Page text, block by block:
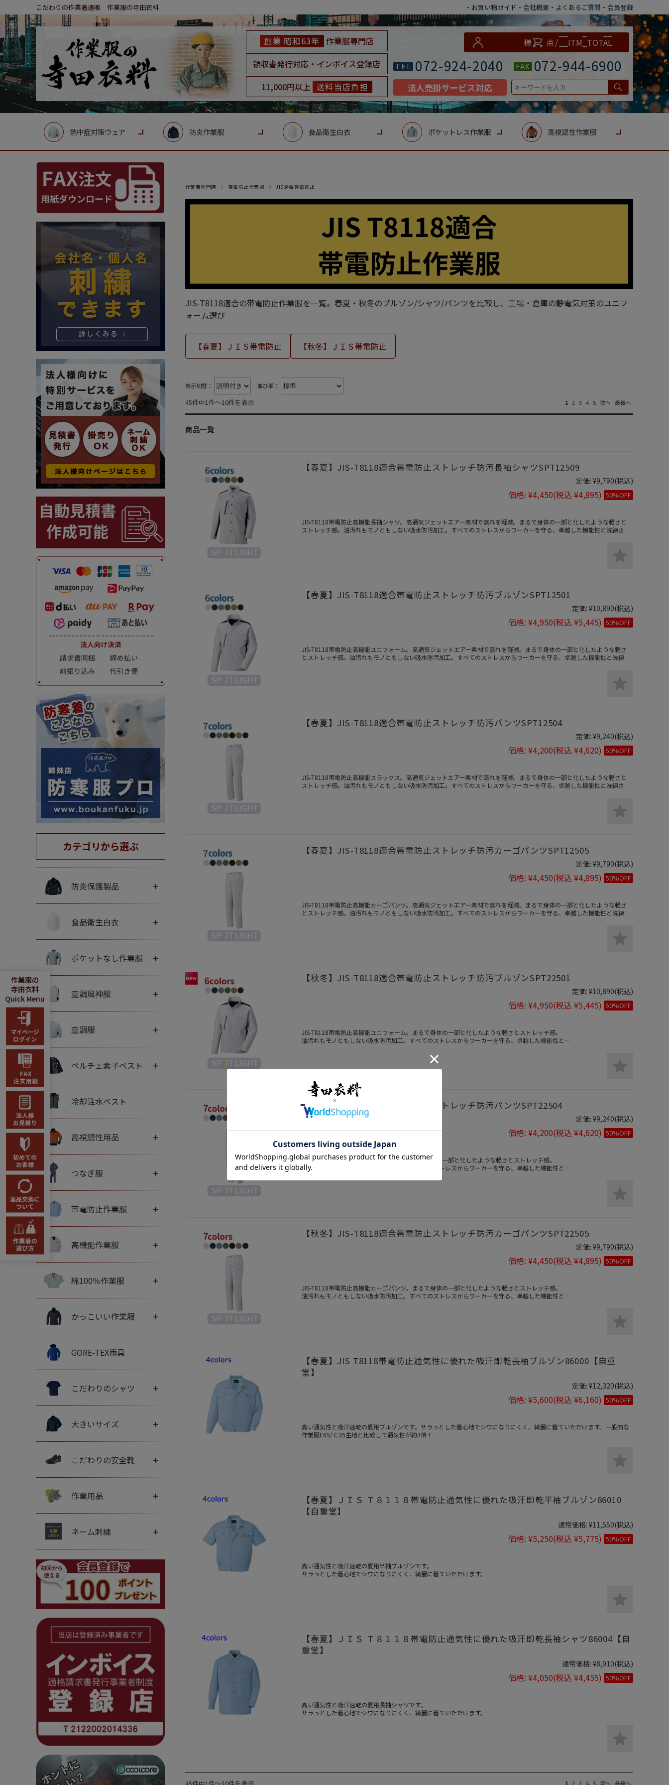
こだわりの作業着通販 作業服の寺田衣料 ・お買い物ガイド ・会社概要 ・よくあるご質問 ・会員登録
創業 昭和63年 作業服専門店
領収書発行対応・インボイス登録店
11,000円以上 送料当店負担
様
__ITM_CNT__
点/ __ITM_TOTAL
__円
TEL 072-924-2040 FAX 072-944-6900
法人売掛サービス対応
熱中症対策ウェア 防炎作業服 食品衛生白衣 ポケットレス作業服 高視認性作業服
作業着専門店 帯電防止作業服 JIS適合帯電防止
JIS-T8118適合の帯電防止作業服を一覧。春夏・秋冬のブルゾン/シャツ/パンツを比較し、工場・倉庫の静電気対策のユニフ
ォーム選び
【春夏】ＪＩＳ帯電防止 【秋冬】ＪＩＳ帯電防止
表示切替： 並び順：
45件中1件～10件を表示 1 2 3 4 5 次へ 最後へ
商品一覧
【春夏】JIS-T8118適合帯電防止ストレッチ防汚長袖シャツSPT12509
定価: ¥9,790(税込)
価格: ¥4,450(税込 ¥4,895) 50%OFF
JIS-T8118帯電防止高機能長袖シャツ。高通気ジェットエアー素材で蒸れを軽減。まるで身体の一部と化したような軽さと
ストレッチ感。油汚れもモノともしない吸水防汚加工。すべてのストレスからワーカーを守る、卓越した機能性と洗練され
【春夏】JIS-T8118適合帯電防止ストレッチ防汚ブルゾンSPT12501
定価: ¥10,890(税込)
価格: ¥4,950(税込 ¥5,445) 50%OFF
JIS-T8118帯電防止高機能ユニフォーム。高通気ジェットエアー素材で蒸れを軽減。まるで身体の一部と化したような軽さ
とストレッチ感。油汚れもモノともしない吸水防汚加工。すべてのストレスからワーカーを守る、卓越した機能性と洗練さ
【春夏】JIS-T8118適合帯電防止ストレッチ防汚パンツSPT12504
定価: ¥9,240(税込)
価格: ¥4,200(税込 ¥4,620) 50%OFF
JIS-T8118帯電防止高機能スラックス。高通気ジェットエアー素材で蒸れを軽減。まるで身体の一部と化したような軽さと
ストレッチ感。油汚れもモノともしない吸水防汚加工。すべてのストレスからワーカーを守る、卓越した機能性と洗練され
【春夏】JIS-T8118適合帯電防止ストレッチ防汚カーゴパンツSPT12505
定価: ¥9,790(税込)
価格: ¥4,450(税込 ¥4,895) 50%OFF
JIS-T8118帯電防止高機能カーゴパンツ。高通気ジェットエアー素材で蒸れを軽減。まるで身体の一部と化したような軽さ
とストレッチ感。油汚れもモノともしない吸水防汚加工。すべてのストレスからワーカーを守る、卓越した機能性と洗練さ
【秋冬】JIS-T8118適合帯電防止ストレッチ防汚ブルゾンSPT22501
定価: ¥10,890(税込)
価格: ¥4,950(税込 ¥5,445) 50%OFF
JIS-T8118帯電防止高機能ユニフォーム。まるで身体の一部と化したような軽さとストレッチ感。
油汚れもモノともしない吸水防汚加工。すべてのストレスからワーカーを守る、卓越した機能性と
【秋冬】JIS-T8118適合帯電防止ストレッチ防汚パンツSPT22504
定価: ¥9,240(税込)
価格: ¥4,200(税込 ¥4,620) 50%OFF
JIS-T8118帯電防止高機能スラックス。まるで身体の一部と化したような軽さとストレッチ感。
油汚れもモノともしない吸水防汚加工。すべてのストレスからワーカーを守る、卓越した機能性と
【秋冬】JIS-T8118適合帯電防止ストレッチ防汚カーゴパンツSPT22505
定価: ¥9,790(税込)
価格: ¥4,450(税込 ¥4,895) 50%OFF
JIS-T8118帯電防止高機能カーゴパンツ。まるで身体の一部と化したような軽さとストレッチ感。
油汚れもモノともしない吸水防汚加工。すべてのストレスからワーカーを守る、卓越した機能性と
【春夏】JIS T8118帯電防止通気性に優れた吸汗即乾長袖ブルゾン86000【自重
堂】
定価: ¥12,320(税込)
価格: ¥5,600(税込 ¥6,160) 50%OFF
高い通気性と吸汗速乾の夏用ブルゾンです。サラっとした着心地でシワになりにくく、綺麗に着ていただけます。一般的な
作業服E65/Ｃ35生地と比較して通気性が約3倍！
【春夏】ＪＩＳ Ｔ８１１８帯電防止通気性に優れた吸汗即乾半袖ブルゾン86010
【自重堂】
通常価格: ¥11,550(税込)
価格: ¥5,250(税込 ¥5,775) 50%OFF
高い通気性と吸汗速乾の夏用半袖ブルゾンです。
サラっとした着心地でシワになりにくく、綺麗に着ていただけます。
【春夏】ＪＩＳ Ｔ８１１８帯電防止通気性に優れた吸汗即乾長袖シャツ86004【自
重堂】
通常価格: ¥8,910(税込)
価格: ¥4,050(税込 ¥4,455) 50%OFF
高い通気性と吸汗速乾の夏用長袖シャツです。
サラっとした着心地でシワになりにくく、綺麗に着ていただけます。
45件中1件～10件を表示 1 2 3 4 5 次へ 最後へ
カテゴリから選ぶ
防炎保護製品 +
食品衛生白衣 +
ポケットなし作業服 +
空調風神服 +
空調服 +
ペルチェ素子ベスト +
冷却注水ベスト
高視認性用品 +
つなぎ服 +
帯電防止作業服 +
高機能作業服 +
綿100％作業服 +
かっこいい作業服 +
GORE-TEX雨具
こだわりのシャツ +
大きいサイズ +
こだわりの安全靴 +
作業用品 +
ネーム刺繍 +
作業服の
寺田衣料
Quick Menu